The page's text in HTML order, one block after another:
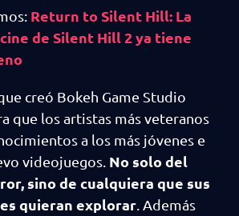
Return to Silent Hill: La
de Silent Hill 2 ya tiene
creó Bokeh Game Studio
que los artistas más veteranos
a los más jóvenes e
videojuegos. No solo del
sino de cualquiera que sus
quieran explorar . Además